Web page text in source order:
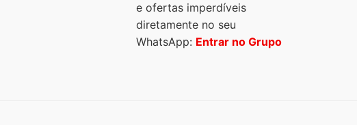
e ofertas imperdíveis
diretamente no seu
WhatsApp: Entrar no Grupo